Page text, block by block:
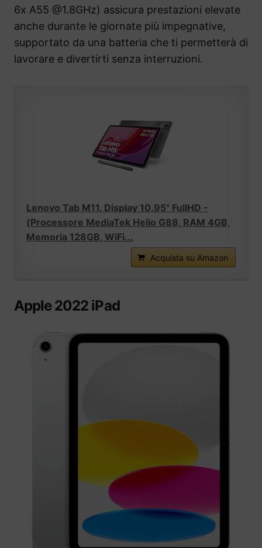
6x A55 @1.8GHz) assicura prestazioni elevate
anche durante le giornate più impegnative,
supportato da una batteria che ti permetterà di
lavorare e divertirti senza interruzioni.
Lenovo Tab M11, Display 10.95" FullHD -
(Processore MediaTek Helio G88, RAM 4GB,
Memoria 128GB, WiFi...
Acquista su Amazon
Apple 2022 iPad